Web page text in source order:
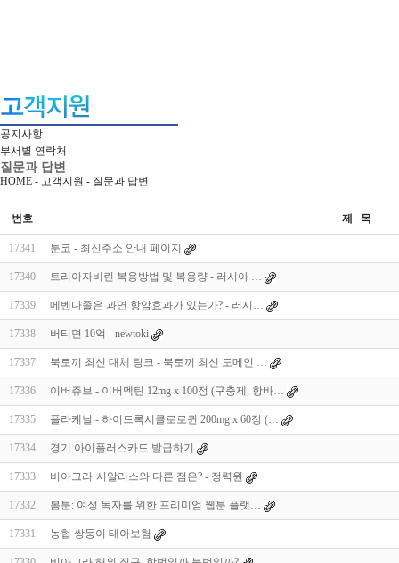
공지사항
부서별 연락처
질문과 답변
HOME - 고객지원 - 질문과 답변
번호 제 목
17341 툰코 - 최신주소 안내 페이지
17340 트리아자비린 복용방법 및 복용량 - 러시아 …
17339 메벤다졸은 과연 항암효과가 있는가? - 러시…
17338 버티면 10억 - newtoki
17337 북토끼 최신 대체 링크 - 북토끼 최신 도메인 …
17336 이버쥬브 - 이버멕틴 12mg x 100정 (구충제, 항바…
17335 플라케닐 - 하이드록시클로로퀸 200mg x 60정 (…
17334 경기 아이플러스카드 발급하기
17333 비아그라·시알리스와 다른 점은? - 정력원
17332 봄툰: 여성 독자를 위한 프리미엄 웹툰 플랫…
17331 농협 쌍둥이 태아보험